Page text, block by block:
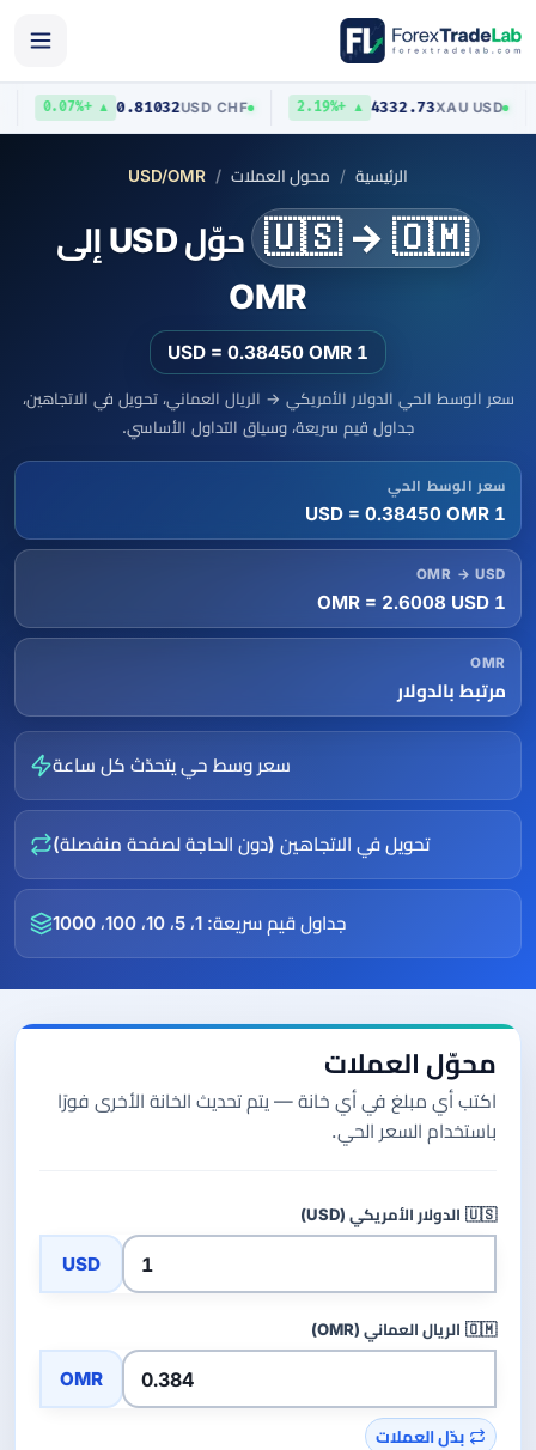
XAU/
4332.73
▲ +2.19%
USD/
0.81032
▲ +0.07%
الرئيسية محول العملات USD/OMR
🇺🇸 → 🇴🇲
حوّل USD إلى
OMR
1 USD = 0.38450 OMR
سعر الوسط الحي الدولار الأمريكي → الريال العماني، تحويل في الاتجاهين،
جداول قيم سريعة، وسياق التداول الأساسي.
سعر الوسط الحي
1 USD = 0.38450 OMR
OMR → USD
1 OMR = 2.6008 USD
OMR
مرتبط بالدولار
سعر وسط حي يتحدّث كل ساعة
تحويل في الاتجاهين (دون الحاجة لصفحة منفصلة)
جداول قيم سريعة: 1، 5، 10، 100، 1000
محوّل العملات
اكتب أي مبلغ في أي خانة — يتم تحديث الخانة الأخرى فورًا
باستخدام السعر الحي.
🇺🇸 الدولار الأمريكي (USD)
USD
🇴🇲 الريال العماني (OMR)
OMR
بدّل العملات